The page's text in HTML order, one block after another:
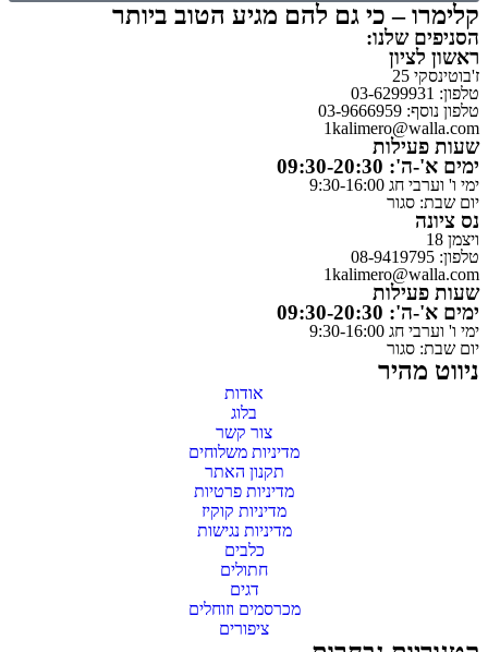
קלימרו – כי גם להם מגיע הטוב ביותר
הסניפים שלנו:
ראשון לציון
ז'בוטינסקי 25
טלפון: 03-6299931
טלפון נוסף: 03-9666959
1kalimero@walla.com
שעות פעילות
ימים א'-ה': 09:30-20:30
ימי ו' וערבי חג 9:30-16:00
יום שבת: סגור
נס ציונה
ויצמן 18
טלפון: 08-9419795
1kalimero@walla.com
שעות פעילות
ימים א'-ה': 09:30-20:30
ימי ו' וערבי חג 9:30-16:00
יום שבת: סגור
ניווט מהיר
אודות
בלוג
צור קשר
מדיניות משלוחים
תקנון האתר
מדיניות פרטיות
מדיניות קוקיז
מדיניות נגישות
כלבים
חתולים
דגים
מכרסמים וזוחלים
ציפורים